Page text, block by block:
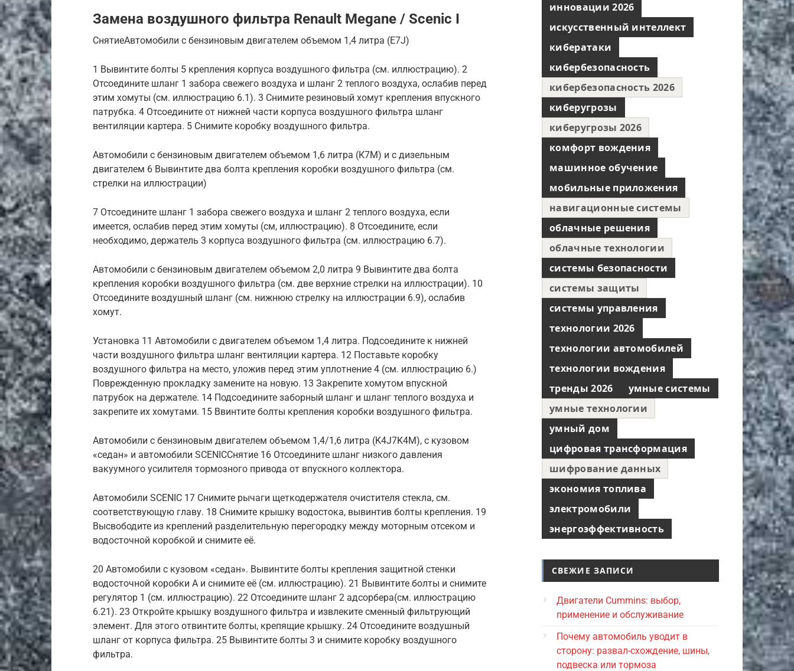
Замена воздушного фильтра Renault Megane / Scenic I
СнятиеАвтомобили с бензиновым двигателем объемом 1,4 литра (E7J)
1 Вывинтите болты 5 крепления корпуса воздушного фильтра (см. иллюстрацию). 2
Отсоедините шланг 1 забора свежего воздуха и шланг 2 теплого воздуха, ослабив перед
этим хомуты (см. иллюстрацию 6.1). 3 Снимите резиновый хомут крепления впускного
патрубка. 4 Отсоедините от нижней части корпуса воздушного фильтра шланг
вентиляции картера. 5 Снимите коробку воздушного фильтра.
Автомобили с бензиновым двигателем объемом 1,6 литра (К7М) и с дизельным
двигателем 6 Вывинтите два болта крепления коробки воздушного фильтра (см.
стрелки на иллюстрации)
7 Отсоедините шланг 1 забора свежего воздуха и шланг 2 теплого воздуха, если
имеется, ослабив перед этим хомуты (см, иллюстрацию). 8 Отсоедините, если
необходимо, держатель 3 корпуса воздушного фильтра (см. иллюстрацию 6.7).
Автомобили с бензиновым двигателем объемом 2,0 литра 9 Вывинтите два болта
крепления коробки воздушного фильтра (см. две верхние стрелки на иллюстрации). 10
Отсоедините воздушный шланг (см. нижнюю стрелку на иллюстрации 6.9), ослабив
хомут.
Установка 11 Автомобили с двигателем объемом 1,4 литра. Подсоедините к нижней
части воздушного фильтра шланг вентиляции картера. 12 Поставьте коробку
воздушного фильтра на место, уложив перед этим уплотнение 4 (см. иллюстрацию 6.)
Поврежденную прокладку замените на новую. 13 Закрепите хомутом впускной
патрубок на держателе. 14 Подсоедините заборный шланг и шланг теплого воздуха и
закрепите их хомутами. 15 Ввинтите болты крепления коробки воздушного фильтра.
Автомобили с бензиновым двигателем объемом 1,4/1,6 литра (K4J7K4M), с кузовом
«седан» и автомобили SCENICСнятие 16 Отсоедините шланг низкого давления
вакуумного усилителя тормозного привода от впускного коллектора.
Автомобили SCENIC 17 Снимите рычаги щеткодержателя очистителя стекла, см.
соответствующую главу. 18 Снимите крышку водостока, вывинтив болты крепления. 19
Высвободите из креплений разделительную перегородку между моторным отсеком и
водосточной коробкой и снимите её.
20 Автомобили с кузовом «седан». Вывинтите болты крепления защитной стенки
водосточной коробки А и снимите её (см. иллюстрацию). 21 Вывинтите болты и снимите
регулятор 1 (см. иллюстрацию). 22 Отсоедините шланг 2 адсорбера(см. иллюстрацию
6.21). 23 Откройте крышку воздушного фильтра и извлеките сменный фильтрующий
элемент. Для этого отвинтите болты, крепящие крышку. 24 Отсоедините воздушный
шланг от корпуса фильтра. 25 Вывинтите болты 3 и снимите коробку воздушного
фильтра.
инновации 2026
искусственный интеллект
кибератаки
кибербезопасность
кибербезопасность 2026
киберугрозы
киберугрозы 2026
комфорт вождения
машинное обучение
мобильные приложения
навигационные системы
облачные решения
облачные технологии
системы безопасности
системы защиты
системы управления
технологии 2026
технологии автомобилей
технологии вождения
тренды 2026
умные системы
умные технологии
умный дом
цифровая трансформация
шифрование данных
экономия топлива
электромобили
энергоэффективность
СВЕЖИЕ ЗАПИСИ
Двигатели Cummins: выбор,
применение и обслуживание
Почему автомобиль уводит в
сторону: развал-схождение, шины,
подвеска или тормоза